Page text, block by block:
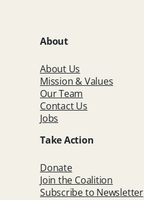
About
About Us
Mission & Values
Our Team
Contact Us
Jobs
Take Action
Donate
Join the Coalition
Subscribe to Newsletter